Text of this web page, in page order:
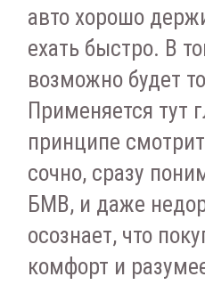
авто хорошо
ехать быстро. В
возможно будет
Применяется тут
принципе
сочно, сразу
БМВ, и даже
осознает, что
комфорт и